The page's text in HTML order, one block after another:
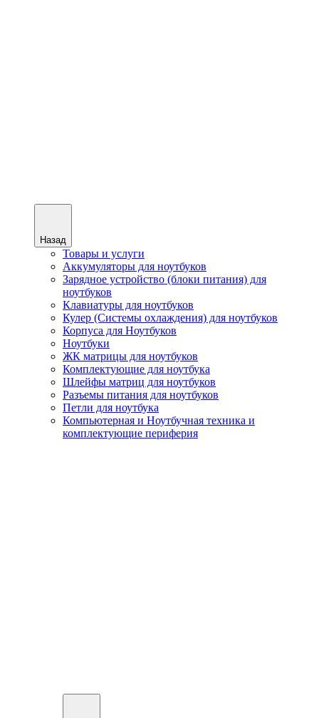
Назад
Товары и услуги
Аккумуляторы для ноутбуков
Зарядное устройство (блоки питания) для
ноутбуков
Клавиатуры для ноутбуков
Кулер (Системы охлаждения) для ноутбуков
Корпуса для Ноутбуков
Ноутбуки
ЖК матрицы для ноутбуков
Комплектующие для ноутбука
Шлейфы матриц для ноутбуков
Разъемы питания для ноутбуков
Петли для ноутбука
Компьютерная и Ноутбучная техника и
комплектующие периферия